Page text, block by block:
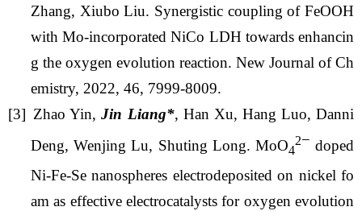
Zhang, Xiubo Liu. Synergistic coupling of FeOOH
with Mo-incorporated NiCo LDH towards enhancin
g the oxygen evolution reaction. New Journal of Ch
emistry, 2022, 46, 7999-8009.
[3] Zhao Yin,Jin Liang*, Han Xu, Hang Luo, Danni
Deng, Wenjing Lu, Shuting Long. MoO4
2− doped
Ni-Fe-Se nanospheres electrodeposited on nickel fo
am as effective electrocatalysts for oxygen evolution